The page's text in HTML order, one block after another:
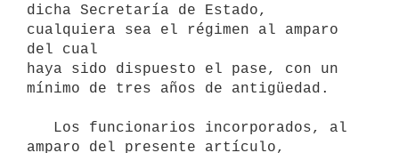
dicha Secretaría de Estado,
cualquiera sea el régimen al amparo
del cual
haya sido dispuesto el pase, con un
mínimo de tres años de antigüedad.
amparo del presente artículo,